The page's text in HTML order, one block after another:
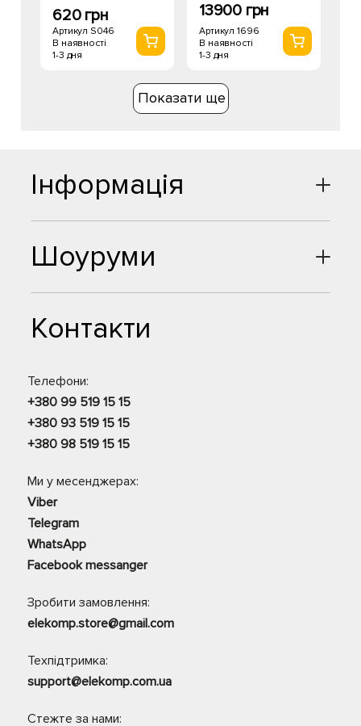
620 грн
Артикул S046
В наявності
1-3 дня
13900 грн
Артикул 1696
В наявності
1-3 дня
Показати ще
Шоуруми
Контакти
Телефони:
+380 99 519 15 15
+380 93 519 15 15
+380 98 519 15 15
Ми у месенджерах:
Viber
Telegram
WhatsApp
Facebook messanger
Зробити замовлення:
elekomp.store@gmail.com
Техпідтримка:
support@elekomp.com.ua
Стежте за нами:
Інформація